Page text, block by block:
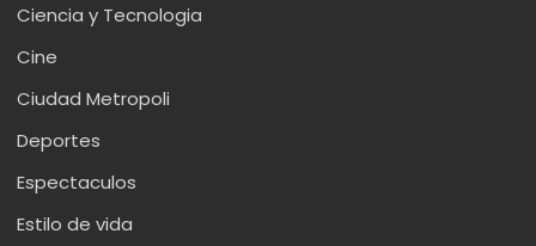
Ciencia y Tecnologia
Cine
Ciudad Metropoli
Deportes
Espectaculos
Estilo de vida